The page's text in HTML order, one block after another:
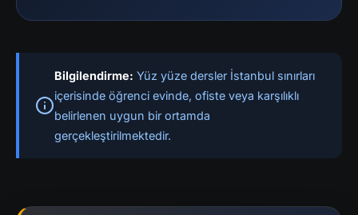
Bilgilendirme: Yüz yüze dersler İstanbul sınırları
içerisinde öğrenci evinde, ofiste veya karşılıklı
belirlenen uygun bir ortamda
gerçekleştirilmektedir.